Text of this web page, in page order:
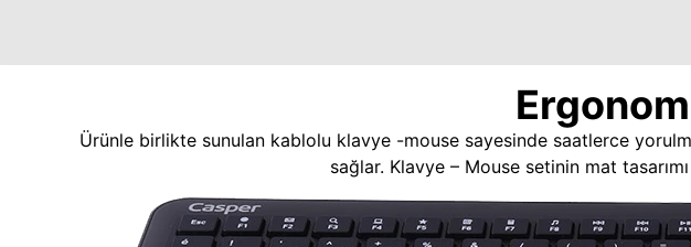
Ürünle birlikte sunulan kablolu klavye -mouse sayesinde saatlerce
sağlar. Klavye – Mouse setinin mat